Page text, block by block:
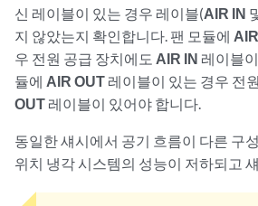
신 레이블이 있는 경우 레이블(AIR IN
지 않았는지 확인합니다. 팬 모듈에
우 전원 공급 장치에도 AIR IN 레이블
듈에 AIR OUT 레이블이 있는 경우 전
OUT 레이블이 있어야 합니다.
동일한 섀시에서 공기 흐름이 다른 구
위치 냉각 시스템의 성능이 저하되고